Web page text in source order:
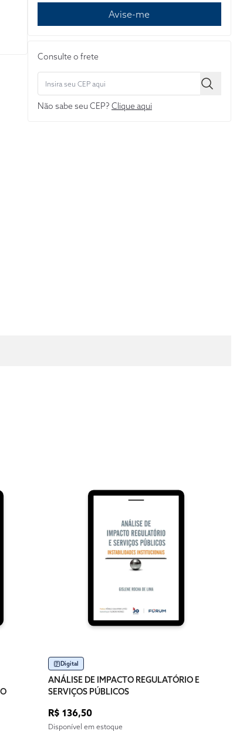
Avise-me
Consulte o frete
Não sabe seu CEP? Clique aqui
Digital
ANÁLISE DE IMPACTO REGULATÓRIO E
SERVIÇOS PÚBLICOS
R$ 136,50
Disponível em estoque